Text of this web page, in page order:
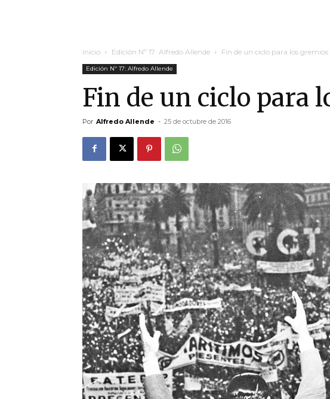
Inicio Edición Nº 17: Alfredo Allende Fin de un ciclo para los gremios
Edición Nº 17: Alfredo Allende
Fin de un ciclo para
Por Alfredo Allende - 25 de octubre de 2016